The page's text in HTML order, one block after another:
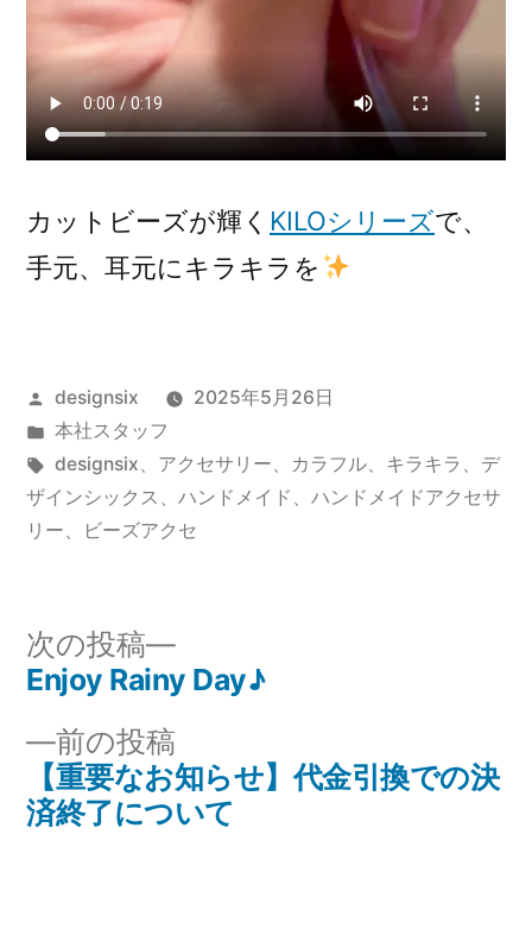
カットビーズが輝く KILOシリーズで、
手元、耳元にキラキラを
投
稿
者:
designsix
2025年5月26日
カ
テ
ゴ
リ
本社スタッフ
タ
グ:
designsix、 アクセサリー、 カラフル、 キラキラ 、 デ
ザインシックス 、 ハンドメイド 、 ハンドメイドアクセサ
リー、 ビーズアクセ
投
稿
ナ
前の投稿
の
投
【重要なお知らせ】代金引換での決
済終了について
次の投稿
次
の
Enjoy Rainy Day♪